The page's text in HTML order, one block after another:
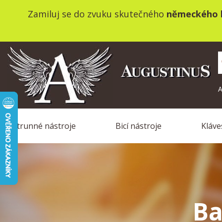
Zamiluj se do zvuku skutečného německého
Strunné nástroje Bicí nástroje